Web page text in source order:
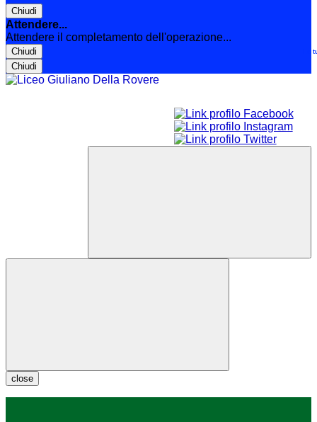
Chiudi
Attendere...
Attendere il completamento dell'operazione...
Chiudi
Chiudi
Le
close